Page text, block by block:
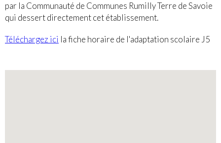
par la Communauté de Communes Rumilly Terre de Savoie
qui dessert directement cet établissement.
Téléchargez ici la fiche horaire de l'adaptation scolaire J5